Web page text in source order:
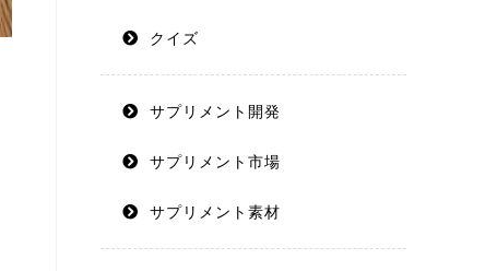
クイズ
サプリメント開発
サプリメント市場
サプリメント素材